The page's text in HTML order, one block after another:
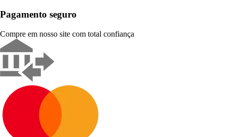
Pagamento seguro
Compre em nosso site com total confiança